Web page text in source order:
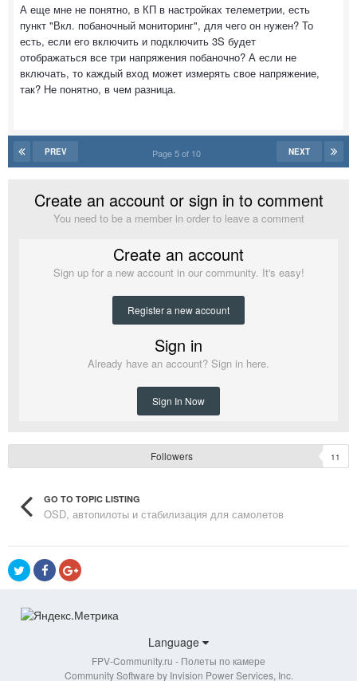
А еще мне не понятно, в КП в настройках телеметрии, есть
пункт "Вкл. побаночный мониторинг", для чего он нужен? То
есть, если его включить и подключить 3S будет
отображаться все три напряжения побаночно? А если не
включать, то каждый вход может измерять свое напряжение,
так? Не понятно, в чем разница.
PREV NEXT
Page 5 of 10
Create an account or sign in to comment
You need to be a member in order to leave a comment
Create an account
Sign up for a new account in our community. It's easy!
Register a new account
Sign in
Already have an account? Sign in here.
Sign In Now
Followers 11
GO TO TOPIC LISTING
OSD, автопилоты и стабилизация для самолетов
Language
FPV-Community.ru - Полеты по камере
Community Software by Invision Power Services, Inc.